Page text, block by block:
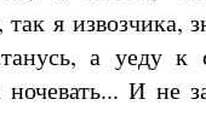
я извозчика,
а уеду к
И не